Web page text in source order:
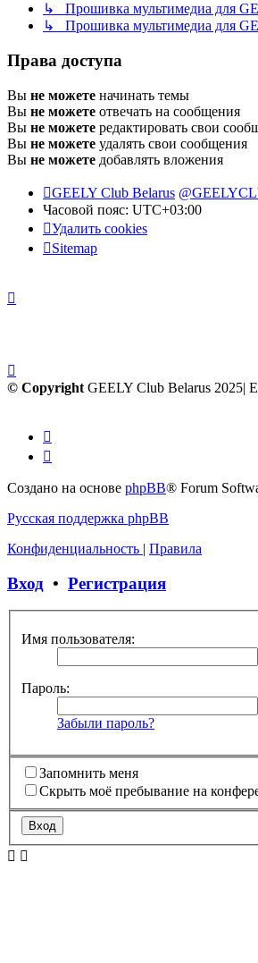
↳ Прошивка мультимедиа для
↳ Прошивка мультимедиа для
Права доступа
Вы не можете начинать темы
Вы не можете отвечать на сообщения
Вы не можете редактировать свои
Вы не можете удалять свои сообщения
Вы не можете добавлять вложения
GEELY Club Belarus
Часовой пояс: UTC+03:00
Удалить cookies
Sitemap
© Copyright GEELY Club Belarus 2025|
Создано на основе phpBB® Forum
Русская поддержка phpBB
Конфиденциальность | Правила
Вход • Регистрация
Имя пользователя:
Пароль:
Забыли пароль?
Запомнить меня
Скрыть моё пребывание на